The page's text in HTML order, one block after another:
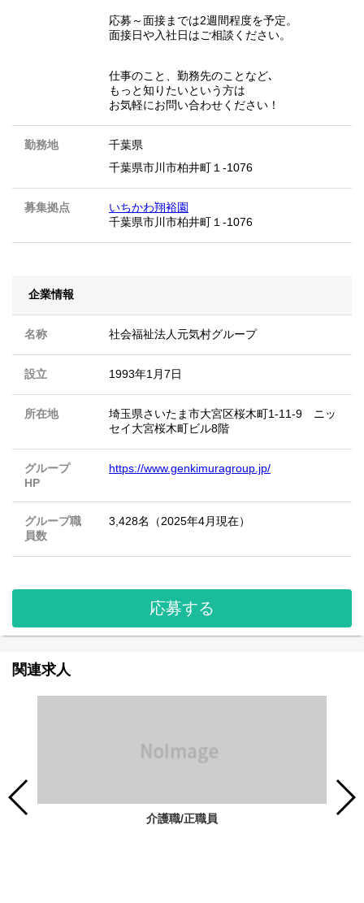
応募～面接までは2週間程度を予定。
面接日や入社日はご相談ください。
仕事のこと、勤務先のことなど､
もっと知りたいという方は
お気軽にお問い合わせください！
勤務地
千葉県
千葉県市川市柏井町１-1076
募集拠点
いちかわ翔裕園
千葉県市川市柏井町１-1076
企業情報
名称 社会福祉法人元気村グループ
設立 1993年1月7日
所在地
埼玉県さいたま市大宮区桜木町1-11-9 ニッ
セイ大宮桜木町ビル8階
グループ
HP
https://www.genkimuragroup.jp/
グループ職
員数
3,428名（2025年4月現在）
応募する
関連求人
介護職/正職員